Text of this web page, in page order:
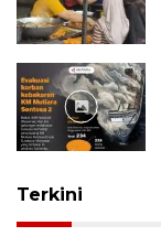
Terkini